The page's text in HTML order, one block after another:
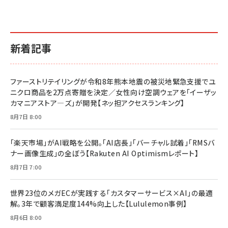
新着記事
ファーストリテイリングが令和8年熊本地震の被災地緊急支援でユ
ニクロ商品を2万点寄贈を決定／女性向け空調ウェアを「イーザッ
カマニアストア―ズ」が開発【ネッ担アクセスランキング】
8月7日 8:00
「楽天市場」がAI戦略を公開。「AI店長」「バーチャル試着」「RMSバ
ナー画像生成」の全ぼう【Rakuten AI Optimismレポート】
8月7日 7:00
世界23位のメガECが実践する「カスタマーサービス×AI」の最適
解。3年で顧客満足度144%向上した【Lululemon事例】
8月6日 8:00